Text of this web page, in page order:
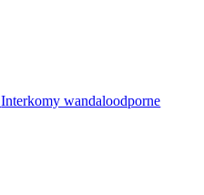
Interkomy wandaloodporne